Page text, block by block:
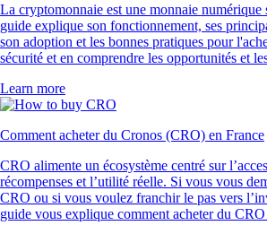
La cryptomonnaie est une monnaie numérique
guide explique son fonctionnement, ses
son adoption et les bonnes pratiques pour
sécurité et en comprendre les opportunités et
Learn more
Comment acheter du Cronos (CRO) en France
CRO alimente un écosystème centré sur
récompenses et l’utilité réelle. Si vous vous
CRO ou si vous voulez franchir le pas vers
guide vous explique comment acheter du